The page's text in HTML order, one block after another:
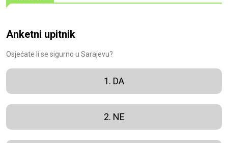
Anketni upitnik
Osjećate li se sigurno u Sarajevu?
1. DA
2. NE